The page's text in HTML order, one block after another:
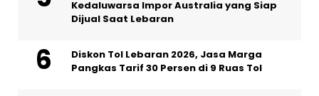
Kedaluwarsa Impor Australia yang Siap
Dijual Saat Lebaran
Diskon Tol Lebaran 2026, Jasa Marga
Pangkas Tarif 30 Persen di 9 Ruas Tol